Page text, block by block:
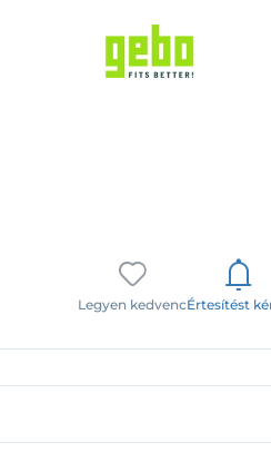
Legyen kedvencÉrtesítést